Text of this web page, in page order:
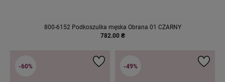
800-6152 Podkoszulka męska Obrana 01 CZARNY
782.00 ₴
-60% -49%